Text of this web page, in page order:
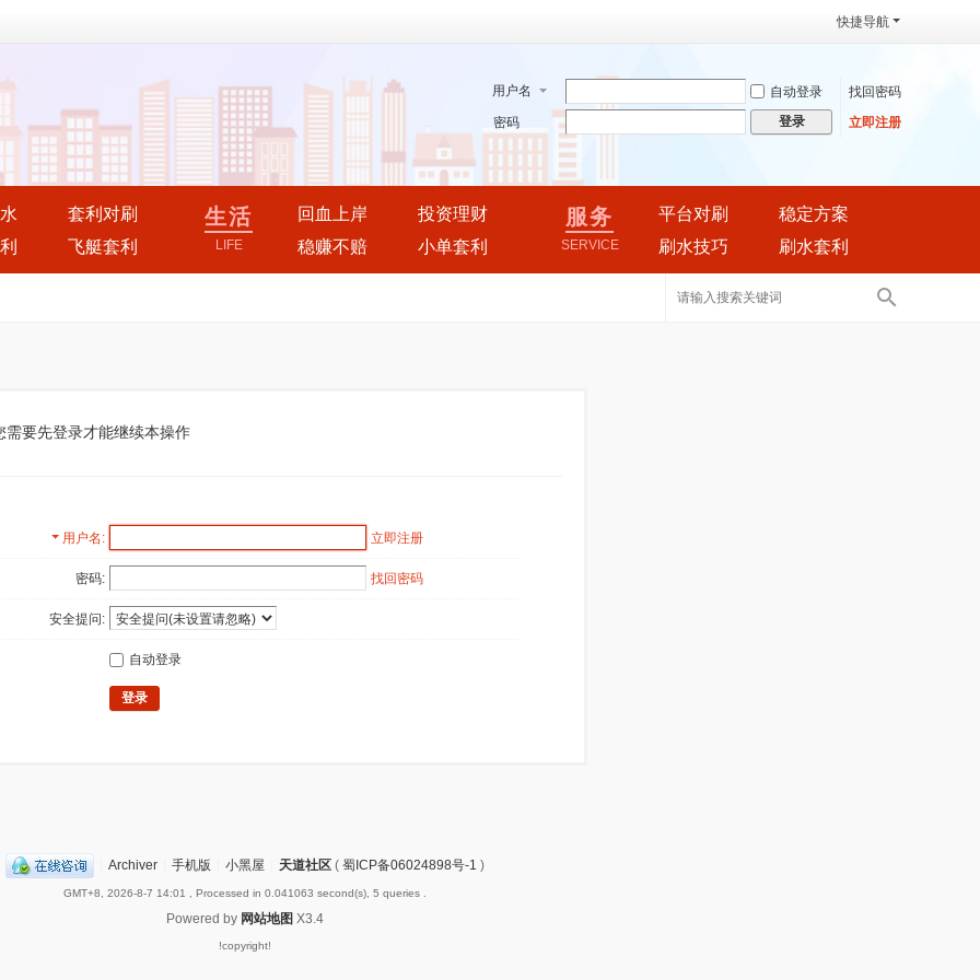
快捷导航
用户名 自动登录
找回密码
密码
登录 立即注册
套利对刷
飞艇套利
生活
LIFE
回血上岸
投资理财
稳赚不赔
小单套利
服务
SERVICE
平台对刷
稳定方案
刷水技巧
刷水套利
需要先登录才能继续本操作
用户名 立即注册
密码: 找回密码
安全提问:
自动登录
登录
Archiver 手机版 小黑屋 天道社区 ( 蜀ICP备06024898号-1 )
GMT+8, 2026-8-7 14:01 , Processed in 0.041063 second(s), 5 queries .
Powered by 网站地图 X3.4
!copyright!